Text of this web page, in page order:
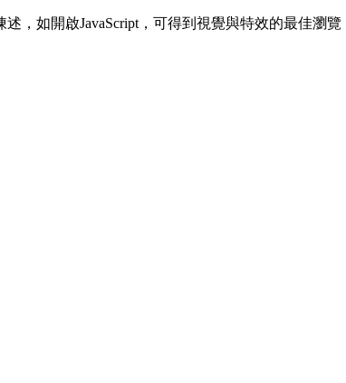
，如開啟JavaScript，可得到視覺與特效的最佳瀏覽